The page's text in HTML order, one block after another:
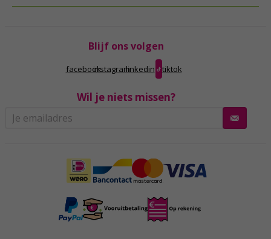
Blijf ons volgen
facebookinstagramlinkedin tiktok
Wil je niets missen?